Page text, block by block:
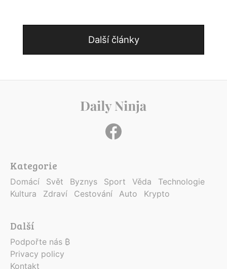
Další články
Kategorie
Domácí Svět Byznys Sport Věda
Technologie
Kultura
Zdraví Cestování Auto Krypto
Další
Podpořte nás ₿
Privacy policy
Kontakt